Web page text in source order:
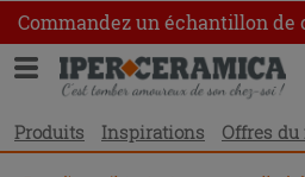
Commandez un échantillon de
Produits Inspirations Offres du